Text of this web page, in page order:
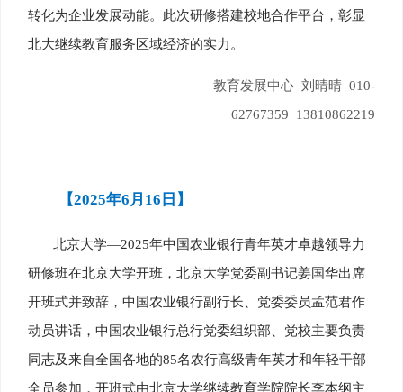
转化为企业发展动能。此次研修搭建校地合作平台，彰显
北大继续教育服务区域经济的实力。
——教育发展中心 刘晴晴 010-
62767359 13810862219
【2025年6月16日】
北京大学—2025年中国农业银行青年英才卓越领导力
研修班在北京大学开班，北京大学党委副书记姜国华出席
开班式并致辞，中国农业银行副行长、党委委员孟范君作
动员讲话，中国农业银行总行党委组织部、党校主要负责
同志及来自全国各地的85名农行高级青年英才和年轻干部
全员参加，开班式由北京大学继续教育学院院长李本纲主